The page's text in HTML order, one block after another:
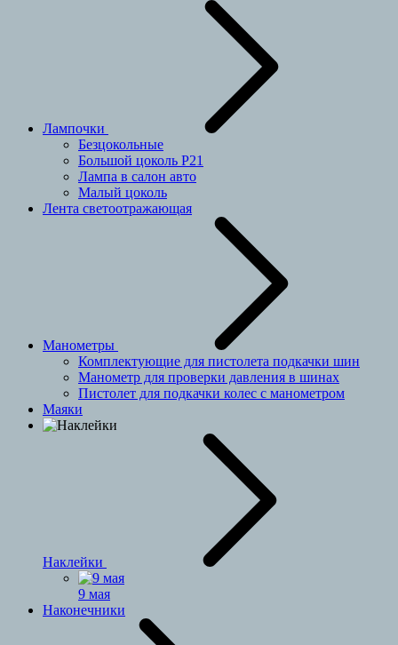
Лампочки
Безцокольные
Большой цоколь P21
Лампа в салон авто
Малый цоколь
Лента светоотражающая
Манометры
Комплектующие для пистолета подкачки шин
Манометр для проверки давления в шинах
Пистолет для подкачки колес с манометром
Маяки
Наклейки
9 мая
Наконечники